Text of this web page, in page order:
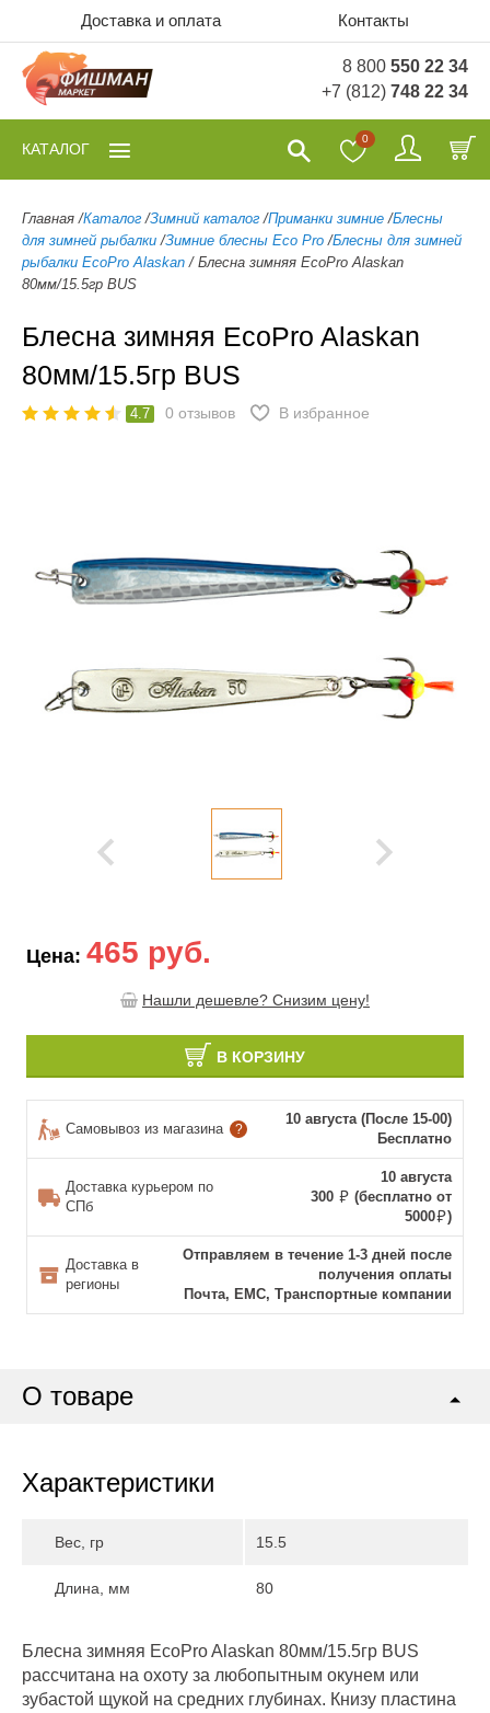
Доставка и оплата Контакты
8 800 550 22 34
+7 (812) 748 22 34
0
КАТАЛОГ
Главная /Каталог /Зимний каталог /Приманки зимние /Блесны
для зимней рыбалки /Зимние блесны Eco Pro /Блесны для зимней
рыбалки EcoPro Alaskan / Блесна зимняя EcoPro Alaskan
80мм/15.5гр BUS
Блесна зимняя EcoPro Alaskan
80мм/15.5гр BUS
4.7 0 отзывов В избранное
Цена: 465 руб.
Нашли дешевле? Снизим цену!
В КОРЗИНУ
Самовывоз из магазина ?
10 августа (После 15-00)
Бесплатно
Доставка курьером по
СПб
10 августа
300
(бесплатно от
5000
)
Доставка в
регионы
Отправляем в течение 1-3 дней после
получения оплаты
Почта, ЕМС, Транспортные компании
О товаре
Характеристики
Вес, гр 15.5
Длина, мм 80
Блесна зимняя EcoPro Alaskan 80мм/15.5гр BUS
рассчитана на охоту за любопытным окунем или
зубастой щукой на средних глубинах. Книзу пластина